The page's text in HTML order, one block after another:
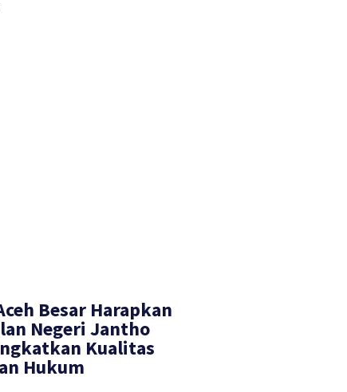
Besar Harapkan
Negeri Jantho
Kualitas
Hukum